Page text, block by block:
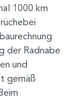
1000 km
der Radnabe
und
gemäß